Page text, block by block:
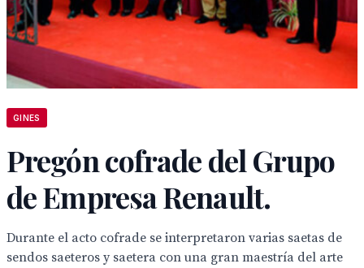
GINES
Pregón cofrade del Grupo
de Empresa Renault.
Durante el acto cofrade se interpretaron varias saetas de
sendos saeteros y saetera con una gran maestría del arte